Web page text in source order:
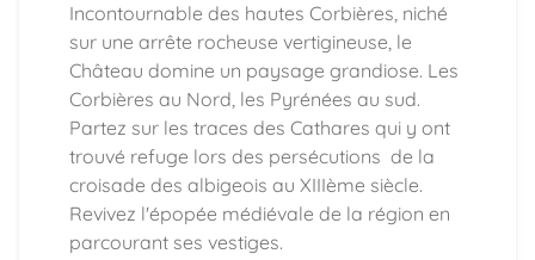
Incontournable des hautes Corbières, niché
sur une arrête rocheuse vertigineuse, le
Château domine un paysage grandiose. Les
Corbières au Nord, les Pyrénées au sud.
Partez sur les traces des Cathares qui y ont
trouvé refuge lors des persécutions de la
croisade des albigeois au XIIIème siècle.
Revivez l'épopée médiévale de la région en
parcourant ses vestiges.